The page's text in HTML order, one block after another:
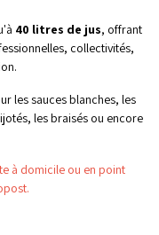
40 litres de jus, offrant
collectivités,
les sauces blanches, les
les braisés ou encore
à domicile ou en point